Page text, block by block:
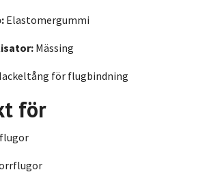
Elastomergummi
Mässing
för flugbindning
för